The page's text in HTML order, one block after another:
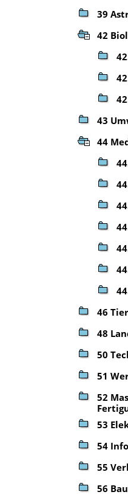
39
42
43
44
46
48
50
51
52
53
54
55
56